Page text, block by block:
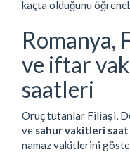
kaçta olduğunu
Romanya,
ve iftar
saatleri
Oruç tutanlar Filiași,
ve sahur vakitleri
namaz vakitlerini